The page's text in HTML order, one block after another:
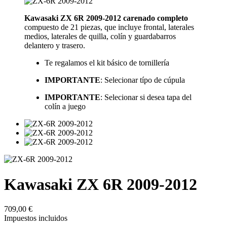
Kawasaki ZX 6R 2009-2012 carenado completo
compuesto de 21 piezas, que incluye frontal, laterales
medios, laterales de quilla, colín y guardabarros
delantero y trasero.
Te regalamos el kit básico de tornillería
IMPORTANTE: Selecionar típo de cúpula
IMPORTANTE: Selecionar si desea tapa del
colín a juego
Kawasaki ZX 6R 2009-2012
709,00 €
Impuestos incluidos